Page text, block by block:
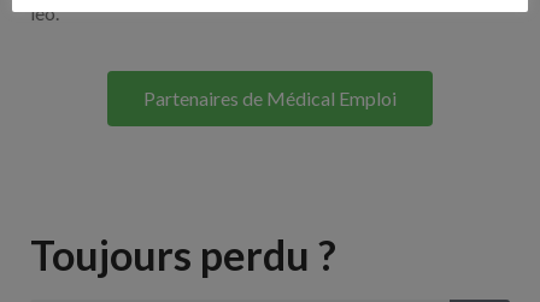
leo.
Partenaires de Médical Emploi
Toujours perdu ?